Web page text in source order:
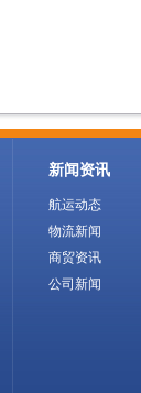
新闻资讯
航运动态
物流新闻
商贸资讯
公司新闻